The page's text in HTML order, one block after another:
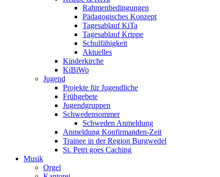
Rahmenbedingungen
Pädagogisches Konzept
Tagesablauf KiTa
Tagesablauf Krippe
Schulfähigkeit
Aktuelles
Kinderkirche
KiBiWo
Jugend
Projekte für Jugendliche
Frühgebete
Jugendgruppen
Schwedensommer
Schweden Anmeldung
Anmeldung Konfirmanden-Zeit
Trainee in der Region Burgwedel
St. Petri goes Caching
Musik
Orgel